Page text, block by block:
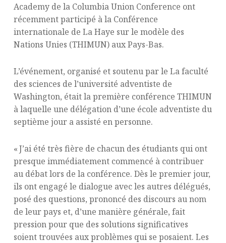
Academy de la Columbia Union Conference ont
récemment participé à la Conférence
internationale de La Haye sur le modèle des
Nations Unies (THIMUN) aux Pays-Bas.
L’événement, organisé et soutenu par le La faculté
des sciences de l’université adventiste de
Washington, était la première conférence THIMUN
à laquelle une délégation d’une école adventiste du
septième jour a assisté en personne.
« J’ai été très fière de chacun des étudiants qui ont
presque immédiatement commencé à contribuer
au débat lors de la conférence. Dès le premier jour,
ils ont engagé le dialogue avec les autres délégués,
posé des questions, prononcé des discours au nom
de leur pays et, d’une manière générale, fait
pression pour que des solutions significatives
soient trouvées aux problèmes qui se posaient. Les